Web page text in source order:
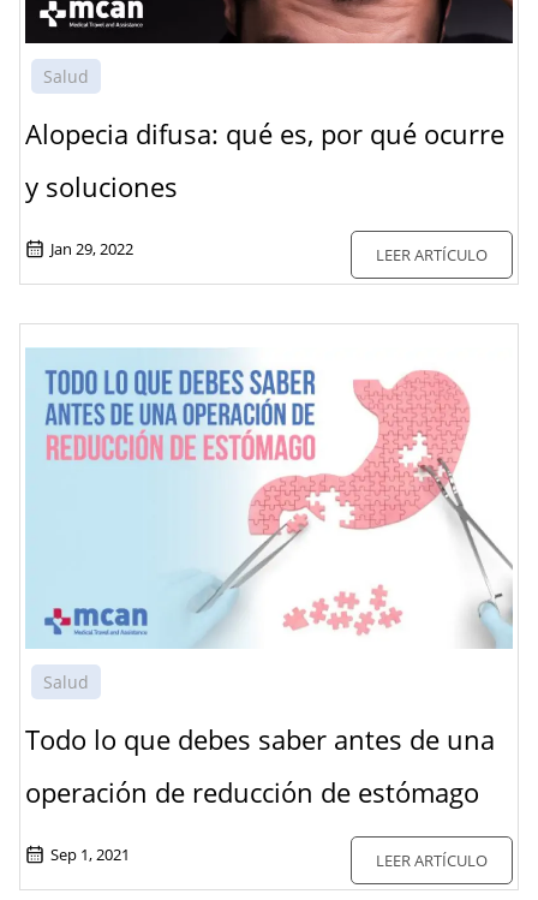
Salud
Alopecia difusa: qué es, por qué ocurre
y soluciones
Jan 29, 2022 LEER ARTÍCULO
Salud
Todo lo que debes saber antes de una
operación de reducción de estómago
Sep 1, 2021 LEER ARTÍCULO